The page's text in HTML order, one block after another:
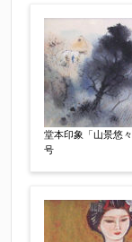
個人情報の
す。（確認画
堂本印象「山景悠
号